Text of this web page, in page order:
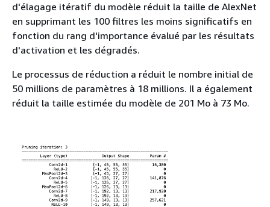
d'élagage itératif du modèle réduit la taille de AlexNet
en supprimant les 100 filtres les moins significatifs en
fonction du rang d'importance évalué par les résultats
d'activation et les dégradés.
Le processus de réduction a réduit le nombre initial de
50 millions de paramètres à 18 millions. Il a également
réduit la taille estimée du modèle de 201 Mo à 73 Mo.